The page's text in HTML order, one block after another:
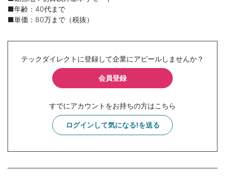
■年齢：40代まで
■単価：80万まで（税抜）
テックダイレクトに登録して企業にアピールしませんか？
会員登録
すでにアカウントをお持ちの方はこちら
ログインして気になる!を送る